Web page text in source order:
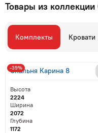
Товары из
Комплекты Кровати
Спальня Карина 8
Высота
2224
Ширина
2072
Глубина
1172
-39%